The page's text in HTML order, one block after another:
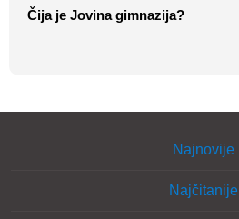
Čija je Jovina gimnazija?
Najnovije
Najčitanije